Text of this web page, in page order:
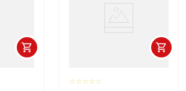
☆☆☆☆☆